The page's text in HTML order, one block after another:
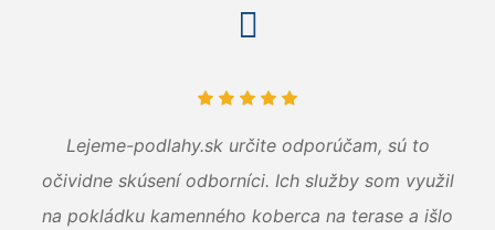
Lejeme-podlahy.sk určite odporúčam, sú to
očividne skúsení odborníci. Ich služby som využil
na pokládku kamenného koberca na terase a išlo